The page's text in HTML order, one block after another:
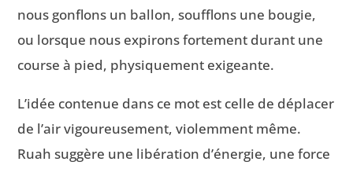
nous gonflons un ballon, soufflons une bougie,
ou lorsque nous expirons fortement durant une
course à pied, physiquement exigeante.
L’idée contenue dans ce mot est celle de déplacer
de l’air vigoureusement, violemment même.
Ruah suggère une libération d’énergie, une force